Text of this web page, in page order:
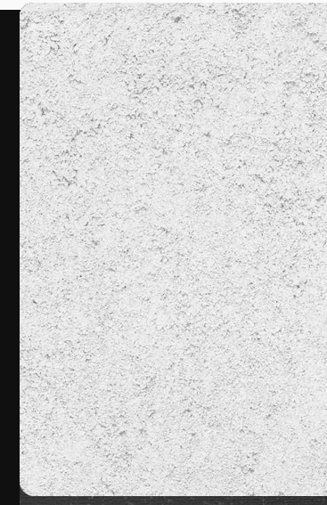
Vídeos
Clipes de vídeo
Animações
Modelos de vídeos
Ícones
Modelos 3D
Fontes
A plataforma criativa para você direcionar
seu melhor trabalho. Mais de 1 milhão de
assinantes entre criativos, empresas,
agências e estúdios.
Português
Copyright © 2010-2026Freepik Company S.L.U.